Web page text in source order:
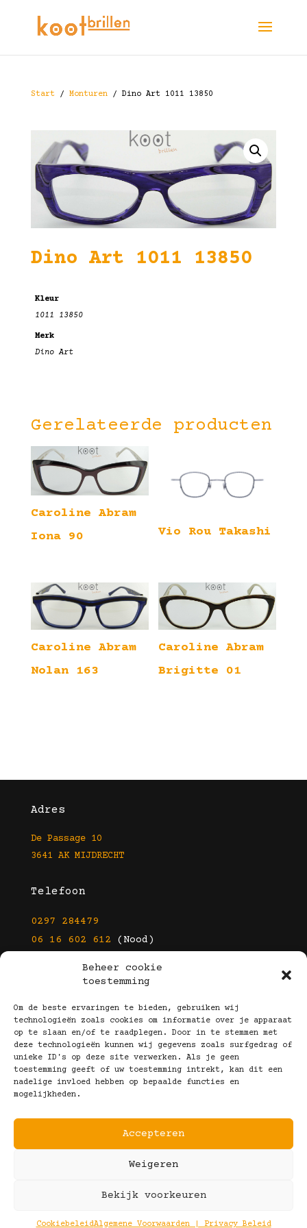
Beheer cookie
toestemming
Om de beste ervaringen te bieden, gebruiken wij
technologieën zoals cookies om informatie over je apparaat
op te slaan en/of te raadplegen. Door in te stemmen met
deze technologieën kunnen wij gegevens zoals surfgedrag of
unieke ID's op deze site verwerken. Als je geen
toestemming geeft of uw toestemming intrekt, kan dit een
nadelige invloed hebben op bepaalde functies en
mogelijkheden.
Accepteren
Weigeren
Bekijk voorkeuren
CookiebeleidAlgemene Voorwaarden | Privacy Beleid
Start/ Monturen/ Dino Art 1011 13850
Dino Art 1011 13850
Kleur
1011 13850
Merk
Dino Art
Gerelateerde producten
Caroline Abram
Iona 90
Vio Rou Takashi
Caroline Abram
Nolan 163
Caroline Abram
Brigitte 01
Adres
De Passage 10
3641 AK MIJDRECHT
Telefoon
0297 284479
06 16 602 612 (Nood)
info@kootbrillen.nl
Volg Ons!
Copyright © 2025 Koot Brillen
Algemene Voorwaarden